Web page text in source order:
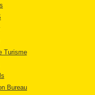
Turisme
Bureau